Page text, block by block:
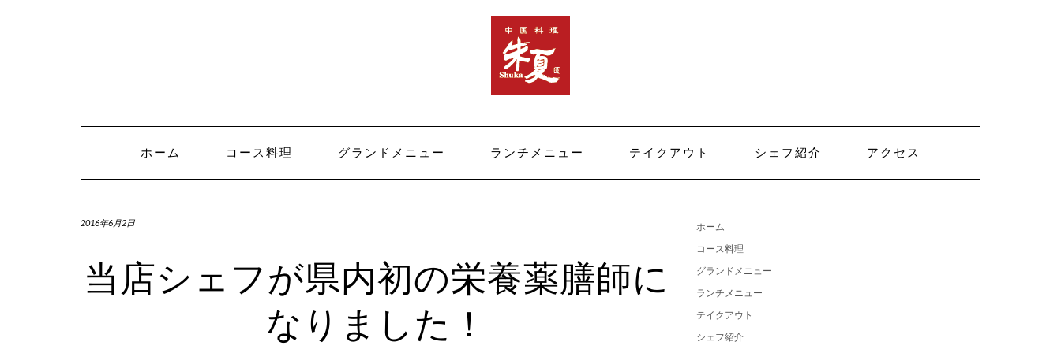
ホーム コース料理 グランドメニュー ランチメニュー テイクアウト シェフ紹介 アクセス
2016年6月2日
当店シェフが県内初の栄養薬膳師に
なりました！
ホーム
コース料理
グランドメニュー
ランチメニュー
テイクアウト
シェフ紹介